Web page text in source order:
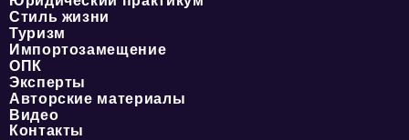
Стиль жизни
Туризм
Импортозамещение
ОПК
Эксперты
Авторские материалы
Видео
Контакты